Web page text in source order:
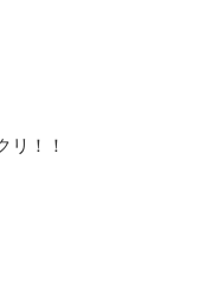
リ！！